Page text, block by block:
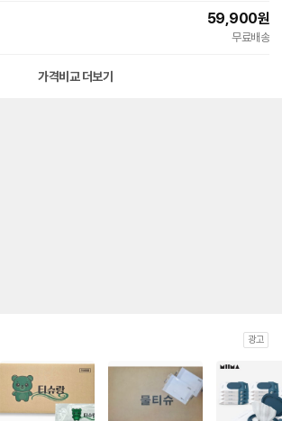
59,900원
무료배송
가격비교 더보기
광고